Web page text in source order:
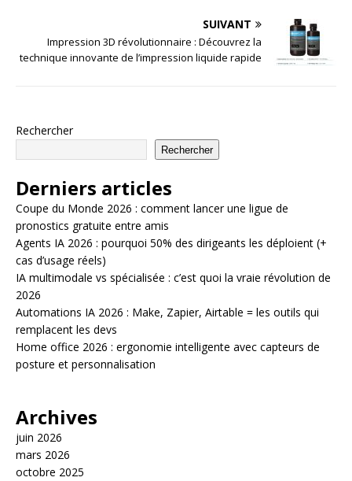
SUIVANT
Impression 3D révolutionnaire : Découvrez la
technique innovante de l’impression liquide rapide
Rechercher
Rechercher
Derniers articles
Coupe du Monde 2026 : comment lancer une ligue de
pronostics gratuite entre amis
Agents IA 2026 : pourquoi 50% des dirigeants les déploient (+
cas d’usage réels)
IA multimodale vs spécialisée : c’est quoi la vraie révolution de
2026
Automations IA 2026 : Make, Zapier, Airtable = les outils qui
remplacent les devs
Home office 2026 : ergonomie intelligente avec capteurs de
posture et personnalisation
Archives
juin 2026
mars 2026
octobre 2025